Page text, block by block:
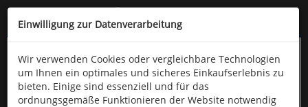
Kompletten Head der Seite überspringen
oder (06766) 9323-960
Einwilligung zur Datenverarbeitung
Wir verwenden Cookies oder vergleichbare Technologien
um Ihnen ein optimales und sicheres Einkaufserlebnis zu
bieten. Einige sind essenziell und für das
ordnungsgemäße Funktionieren der Website notwendig